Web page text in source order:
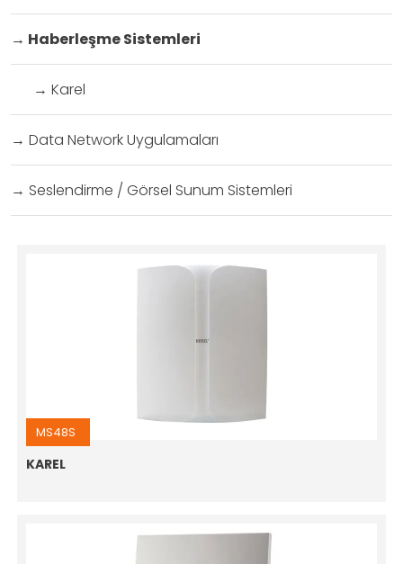
→ Haberleşme Sistemleri
→ Karel
→ Data Network Uygulamaları
→ Seslendirme / Görsel Sunum Sistemleri
MS48S
KAREL